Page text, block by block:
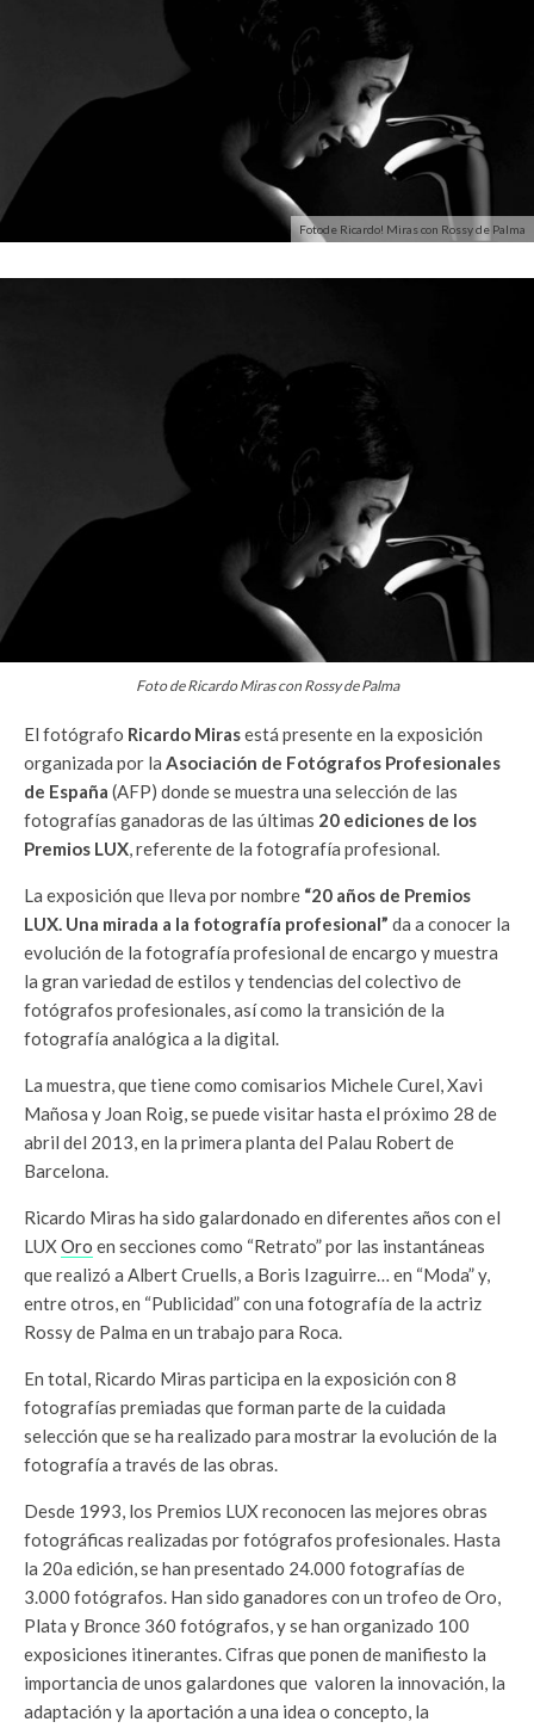
Fotode Ricardo! Miras con Rossy de Palma
Foto de Ricardo Miras con Rossy de Palma
El fotógrafo Ricardo Mirasestá presente en la exposición
organizada por la Asociación de Fotógrafos Profesionales
de España (AFP) donde se muestra una selección de las
fotografías ganadoras de las últimas 20 ediciones de los
Premios LUX, referente de la fotografía profesional.
La exposición que lleva por nombre “20 años de Premios
LUX. Una mirada a la fotografía profesional” da a conocer la
evolución de la fotografía profesional de encargo y muestra
la gran variedad de estilos y tendencias del colectivo de
fotógrafos profesionales, así como la transición de la
fotografía analógica a la digital.
La muestra, que tiene como comisarios Michele Curel, Xavi
Mañosa y Joan Roig, se puede visitar hasta el próximo 28 de
abril del 2013, en la primera planta del Palau Robert de
Barcelona.
Ricardo Miras ha sido galardonado en diferentes años con el
LUX Oro en secciones como “Retrato” por las instantáneas
que realizó a Albert Cruells, a Boris Izaguirre… en “Moda” y,
entre otros, en “Publicidad” con una fotografía de la actriz
Rossy de Palma en un trabajo para Roca.
En total, Ricardo Miras participa en la exposición con 8
fotografías premiadas que forman parte de la cuidada
selección que se ha realizado para mostrar la evolución de la
fotografía a través de las obras.
Desde 1993, los Premios LUX reconocen las mejores obras
fotográficas realizadas por fotógrafos profesionales. Hasta
la 20a edición, se han presentado 24.000 fotografías de
3.000 fotógrafos. Han sido ganadores con un trofeo de Oro,
Plata y Bronce 360 fotógrafos, y se han organizado 100
exposiciones itinerantes. Cifras que ponen de manifiesto la
importancia de unos galardones que valoren la innovación, la
adaptación y la aportación a una idea o concepto, la